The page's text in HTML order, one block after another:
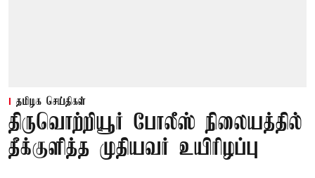
தமிழக செய்திகள்
திருவொற்றியூர் போலீஸ் நிலையத்தில்
தீக்குளித்த முதியவர் உயிரிழப்பு